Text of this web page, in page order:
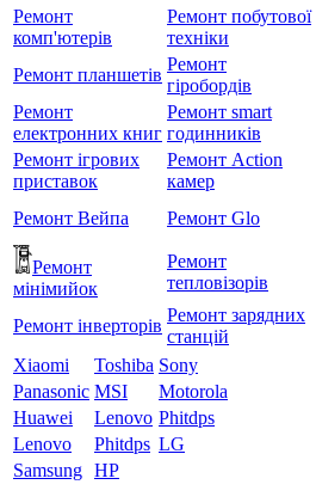
Ремонт
комп'ютерів
Ремонт побутової
техніки
Ремонт планшетів
Ремонт
гіробордів
Ремонт
електронних книг
Ремонт smart
годинників
Ремонт ігрових
приставок
Ремонт Action
камер
Ремонт Вейпа Ремонт Glo
Ремонт
мiнiмийок
Ремонт
тепловізорів
Ремонт інверторів
Ремонт зарядних
станцій
Xiaomi
Toshiba Sony
Panasonic MSI
Motorola
Huawei
Lenovo Phitdps
Lenovo
Phitdps LG
Samsung HP